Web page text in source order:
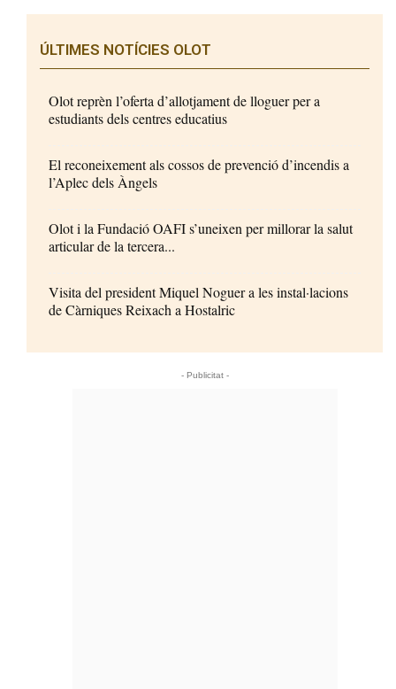
ÚLTIMES NOTÍCIES OLOT
Olot reprèn l’oferta d’allotjament de lloguer per a
estudiants dels centres educatius
El reconeixement als cossos de prevenció d’incendis a
l’Aplec dels Àngels
Olot i la Fundació OAFI s’uneixen per millorar la salut
articular de la tercera...
Visita del president Miquel Noguer a les instal·lacions
de Càrniques Reixach a Hostalric
- Publicitat -